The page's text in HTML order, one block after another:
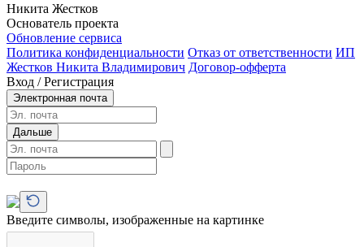
Никита Жестков
Основатель проекта
Обновление сервиса
Политика конфиденциальности Отказ от ответственности ИП
Жестков Никита Владимирович Договор-офферта
Вход / Регистрация
Электронная почта
Дальше
Введите символы, изображенные на картинке